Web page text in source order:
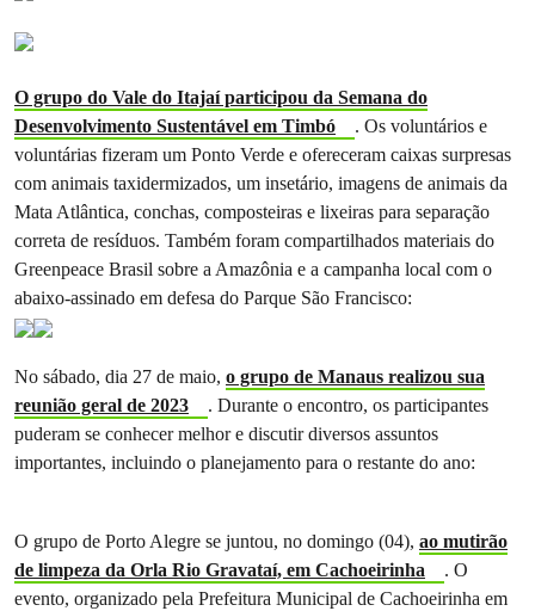
O grupo do Vale do Itajaí participou da Semana do
Desenvolvimento Sustentável em Timbó
. Os voluntários e
voluntárias fizeram um Ponto Verde e ofereceram caixas surpresas
com animais taxidermizados, um insetário, imagens de animais da
Mata Atlântica, conchas, composteiras e lixeiras para separação
correta de resíduos. Também foram compartilhados materiais do
Greenpeace Brasil sobre a Amazônia e a campanha local com o
abaixo-assinado em defesa do Parque São Francisco:
No sábado, dia 27 de maio, o grupo de Manaus realizou sua
reunião geral de 2023
. Durante o encontro, os participantes
puderam se conhecer melhor e discutir diversos assuntos
importantes, incluindo o planejamento para o restante do ano:
O grupo de Porto Alegre se juntou, no domingo (04), ao mutirão
de limpeza da Orla Rio Gravataí, em Cachoeirinha
. O
evento, organizado pela Prefeitura Municipal de Cachoeirinha em